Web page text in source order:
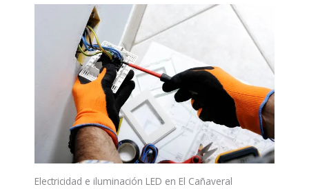
Electricidad e iluminación LED en El Cañaveral